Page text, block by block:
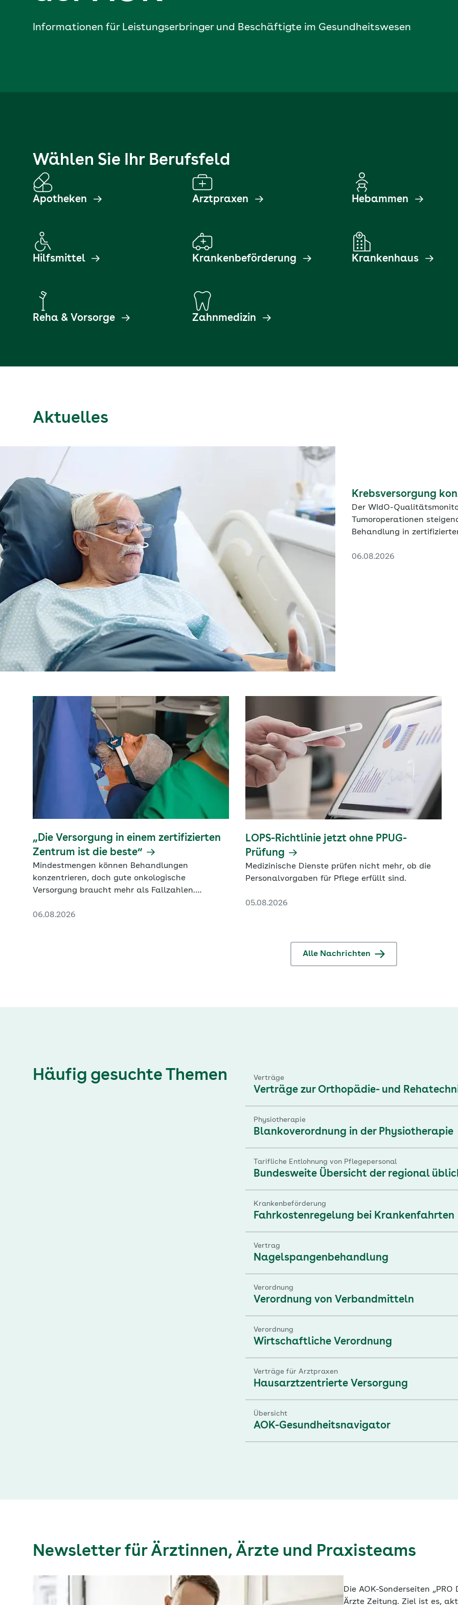
Informationen für Leistungs­erbringer und Beschäftigte im Gesundheitswesen
Wählen Sie Ihr Berufsfeld
Apotheken Arztpraxen Hebammen
Hilfsmittel Krankenbeförderung Krankenhaus
Reha & Vorsorge Zahnmedizin
Aktuelles
06.08.2026
Krebsversorgung
Der WIdO-
Tumoroperationen
Behandlung in
06.08.2026
„Die Versorgung in einem zertifizierten
Zentrum ist die beste“
Mindestmengen können Behandlungen
konzentrieren, doch gute onkologische
Versorgung braucht mehr als Fallzahlen.
erklärt, warum die Steuerung in zertifizierten
05.08.2026
LOPS-Richtlinie jetzt ohne PPUG-
Prüfung
Medizinische Dienste prüfen nicht mehr, ob die
Personalvorgaben für Pflege erfüllt sind.
Alle Nachrichten
Häufig gesuchte Themen Verträge
Verträge zur Orthopädie- und
Physiotherapie
Blankoverordnung in der Physiotherapie
Tarifliche Entlohnung von Pflegepersonal
Bundesweite Übersicht der regional
Krankenbeförderung
Fahrkostenregelung bei Krankenfahrten
Vertrag
Nagelspangenbehandlung
Verordnung
Verordnung von Verbandmitteln
Verordnung
Wirtschaftliche Verordnung
Verträge für Arztpraxen
Hausarztzentrierte Versorgung
Übersicht
AOK-Gesundheitsnavigator
Newsletter für Ärztinnen, Ärzte und Praxisteams
Die AOK-Sonderseiten
Ärzte Zeitung. Ziel ist es,